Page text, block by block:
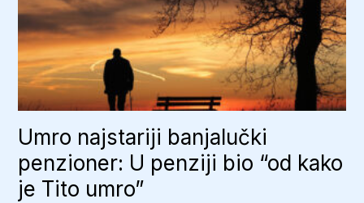
Umro najstariji banjalučki
penzioner: U penziji bio “od kako
je Tito umro”